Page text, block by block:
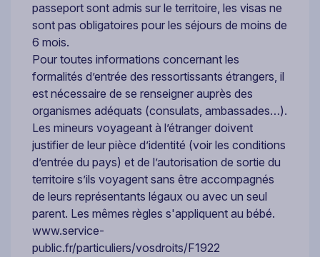
passeport sont admis sur le territoire, les visas ne
sont pas obligatoires pour les séjours de moins de
6 mois.
Pour toutes informations concernant les
formalités d’entrée des ressortissants étrangers, il
est nécessaire de se renseigner auprès des
organismes adéquats (consulats, ambassades…).
Les mineurs voyageant à l’étranger doivent
justifier de leur pièce d’identité (voir les conditions
d’entrée du pays) et de l’autorisation de sortie du
territoire s’ils voyagent sans être accompagnés
de leurs représentants légaux ou avec un seul
parent. Les mêmes règles s'appliquent au bébé.
www.service-
public.fr/particuliers/vosdroits/F1922